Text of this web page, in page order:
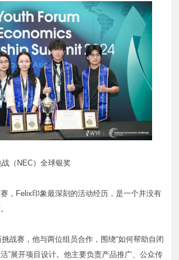
（NEC）全球银奖
，Felix印象最深刻的活动经历，是一个并没有
战赛，他与两位组员合作，围绕“如何帮助自闭
”展开项目设计。他主要负责产品推广、公众传